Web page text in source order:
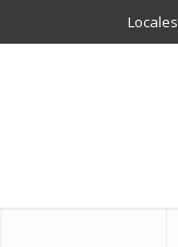
Locales